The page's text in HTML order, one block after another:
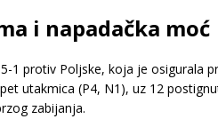
i napadačka moć
1 protiv Poljske, koja je osigurala
utakmica (P4, N1), uz 12
zabijanja.